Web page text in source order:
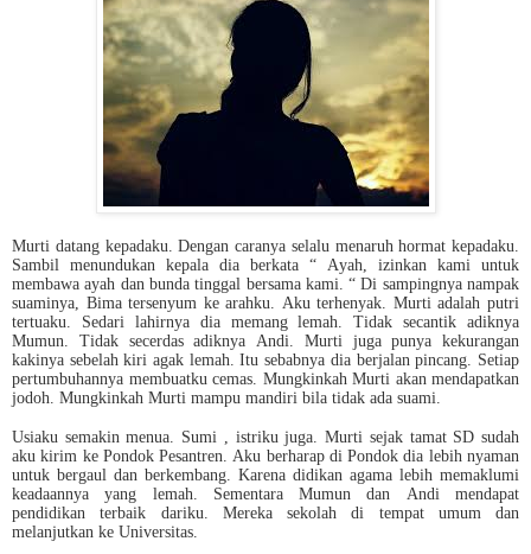
Murti datang kepadaku. Dengan caranya selalu menaruh hormat kepadaku.
Sambil menundukan kepala dia berkata “ Ayah, izinkan kami untuk
membawa ayah dan bunda tinggal bersama kami. “ Di sampingnya nampak
suaminya, Bima tersenyum ke arahku. Aku terhenyak. Murti adalah putri
tertuaku. Sedari lahirnya dia memang lemah. Tidak secantik adiknya
Mumun. Tidak secerdas adiknya Andi. Murti juga punya kekurangan
kakinya sebelah kiri agak lemah. Itu sebabnya dia berjalan pincang. Setiap
pertumbuhannya membuatku cemas. Mungkinkah Murti akan mendapatkan
jodoh. Mungkinkah Murti mampu mandiri bila tidak ada suami.
Usiaku semakin menua. Sumi , istriku juga. Murti sejak tamat SD sudah
aku kirim ke Pondok Pesantren. Aku berharap di Pondok dia lebih nyaman
untuk bergaul dan berkembang. Karena didikan agama lebih memaklumi
keadaannya yang lemah. Sementara Mumun dan Andi mendapat
pendidikan terbaik dariku. Mereka sekolah di tempat umum dan
melanjutkan ke Universitas.